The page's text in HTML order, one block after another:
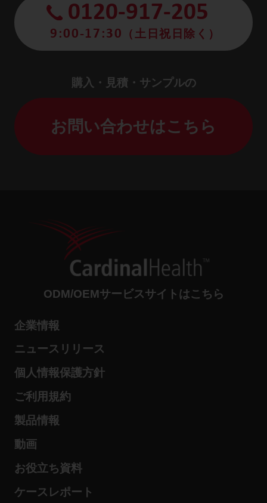
0120-917-205
9:00-17:30 （土日祝日除く）
購入・見積・サンプルの
お問い合わせはこちら
ODM/OEMサービスサイトはこちら
企業情報
ニュースリリース
個人情報保護方針
ご利用規約
製品情報
動画
お役立ち資料
ケースレポート